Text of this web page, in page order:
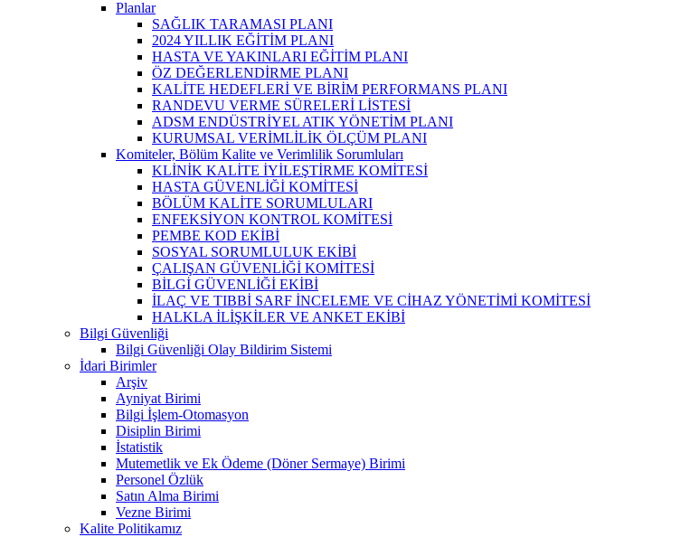
Planlar
SAĞLIK TARAMASI PLANI
2024 YILLIK EĞİTİM PLANI
HASTA VE YAKINLARI EĞİTİM PLANI
ÖZ DEĞERLENDİRME PLANI
KALİTE HEDEFLERİ VE BİRİM PERFORMANS PLANI
RANDEVU VERME SÜRELERİ LİSTESİ
ADSM ENDÜSTRİYEL ATIK YÖNETİM PLANI
KURUMSAL VERİMLİLİK ÖLÇÜM PLANI
Komiteler, Bölüm Kalite ve Verimlilik Sorumluları
KLİNİK KALİTE İYİLEŞTİRME KOMİTESİ
HASTA GÜVENLİĞİ KOMİTESİ
BÖLÜM KALİTE SORUMLULARI
ENFEKSİYON KONTROL KOMİTESİ
PEMBE KOD EKİBİ
SOSYAL SORUMLULUK EKİBİ
ÇALIŞAN GÜVENLİĞİ KOMİTESİ
BİLGİ GÜVENLİĞİ EKİBİ
İLAÇ VE TIBBİ SARF İNCELEME VE CİHAZ YÖNETİMİ KOMİTESİ
HALKLA İLİŞKİLER VE ANKET EKİBİ
Bilgi Güvenliği
Bilgi Güvenliği Olay Bildirim Sistemi
İdari Birimler
Arşiv
Ayniyat Birimi
Bilgi İşlem-Otomasyon
Disiplin Birimi
İstatistik
Mutemetlik ve Ek Ödeme (Döner Sermaye) Birimi
Personel Özlük
Satın Alma Birimi
Vezne Birimi
Kalite Politikamız